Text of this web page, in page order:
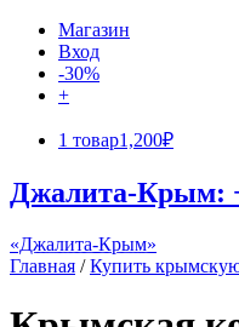
Магазин
Вход
-30%
+
1 товар1,200₽
Джалита-Крым:
«Джалита-Крым»
Главная /Купить